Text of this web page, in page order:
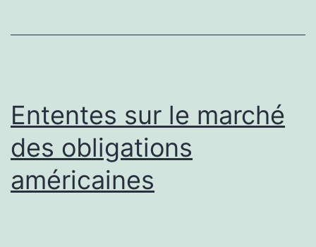
Ententes sur le marché
des obligations
américaines